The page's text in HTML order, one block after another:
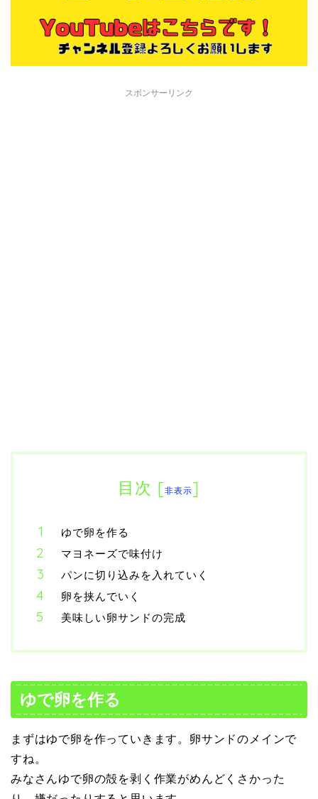
スポンサーリンク
目次 [非表示]
ゆで卵を作る
マヨネーズで味付け
パンに切り込みを入れていく
卵を挟んでいく
美味しい卵サンドの完成
ゆで卵を作る
まずはゆで卵を作っていきます。卵サンドのメインで
すね。
みなさんゆで卵の殻を剥く作業がめんどくさかった